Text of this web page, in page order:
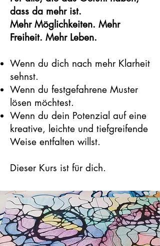
dass da mehr ist.
Mehr Möglichkeiten. Mehr
Freiheit. Mehr Leben.
Wenn du dich nach mehr Klarheit
sehnst.
Wenn du festgefahrene Muster
lösen möchtest.
Wenn du dein Potenzial auf eine
kreative, leichte und tiefgreifende
Weise entfalten willst.
Dieser Kurs ist für dich.